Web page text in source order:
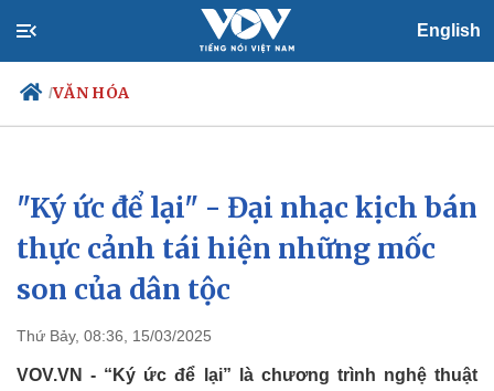
English
/VĂN HÓA
Chính trị
Đảng
Tổ chức nhân sự
Quốc hội
Xã hội
Tin 24h
Dự báo thời tiết
"Ký ức để lại" - Đại nhạc kịch bán
thực cảnh tái hiện những mốc
son của dân tộc
Thứ Bảy, 08:36, 15/03/2025
VOV.VN - “Ký ức để lại” là chương trình nghệ thuật